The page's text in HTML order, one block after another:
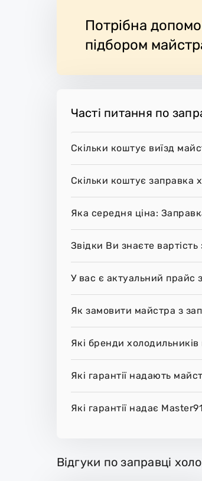
Потрібна
підбором
Часті питання по
Скільки коштує виїзд
Скільки коштує заправка
Яка середня ціна:
Звідки Ви знаєте
У вас є актуальний прайс
Як замовити майстра з
Які бренди
Які гарантії надають
Які гарантії надає
Відгуки по заправці